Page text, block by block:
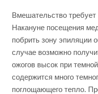
Вмешательство требует
Накануне посещения
побрить зону эпиляции
случае возможно
ожогов высок при
содержится много
поглощающего тепло.